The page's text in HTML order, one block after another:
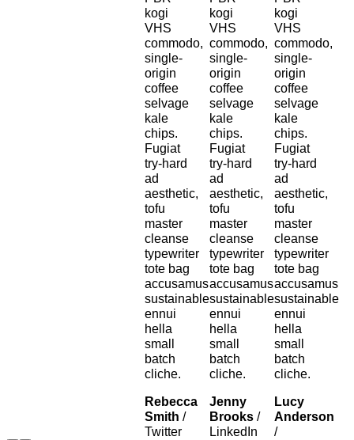
kogi
VHS
commodo,
single-
origin
coffee
selvage
kale
chips.
Fugiat
try-hard
ad
aesthetic,
tofu
master
cleanse
typewriter
tote bag
accusamus
sustainable
ennui
hella
small
batch
cliche.
Lucy
Anderson
/
accusamus
sustainable
kogi
VHS
commodo,
single-
origin
coffee
selvage
kale
chips.
Fugiat
try-hard
ad
aesthetic,
tofu
master
cleanse
typewriter
tote bag
accusamus
sustainable
ennui
hella
small
batch
cliche.
Jenny
Brooks
LinkedIn